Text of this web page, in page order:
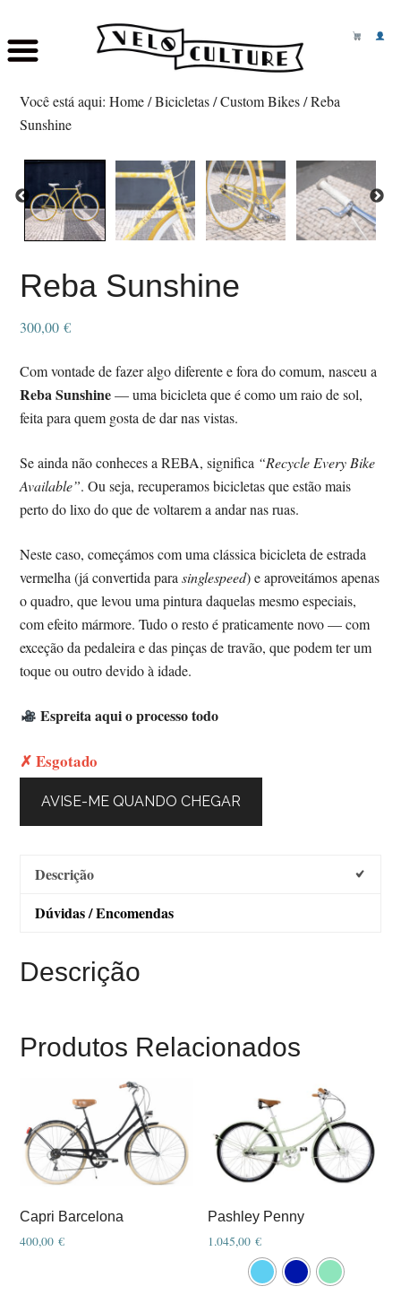
Skip
main
content
Saltar
rodapé
Você está aqui:Home /Bicicletas /Custom Bikes /Reba
Sunshine
Reba Sunshine
300,00€
Com vontade de fazer algo diferente e fora do comum, nasceu a
Reba Sunshine— uma bicicleta que é como um raio de sol,
feita para quem gosta de dar nas vistas.
Se ainda não conheces a REBA, significa “Recycle Every Bike
Available”. Ou seja, recuperamos bicicletas que estão mais
perto do lixo do que de voltarem a andar nas ruas.
Neste caso, começámos com uma clássica bicicleta de estrada
vermelha (já convertida parasinglespeed) e aproveitámos apenas
o quadro, que levou uma pintura daquelas mesmo especiais,
com efeito mármore. Tudo o resto é praticamente novo — com
exceção da pedaleira e das pinças de travão, que podem ter um
toque ou outro devido à idade.
Espreita aqui o processo todo
✗ Esgotado
AVISE-ME QUANDO CHEGAR
Descrição
Dúvidas / Encomendas
Descrição
Produtos Relacionados
Capri Barcelona
400,00€
Pashley Penny
1.045,00€
product